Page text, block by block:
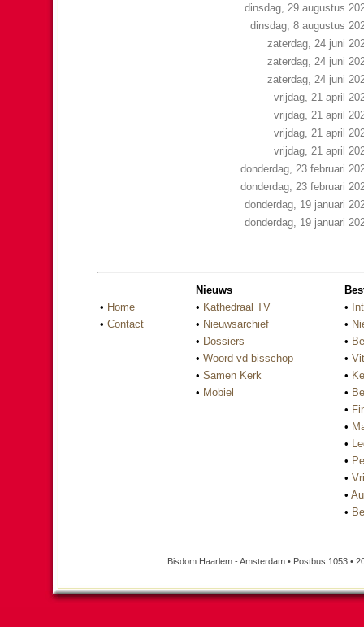
dinsdag, 29 augustus
dinsdag, 8 augustus
zaterdag, 24 juni
zaterdag, 24 juni
zaterdag, 24 juni
vrijdag, 21 april
vrijdag, 21 april
vrijdag, 21 april
vrijdag, 21 april
donderdag, 23 februari
donderdag, 23 februari
donderdag, 19 januari
donderdag, 19 januari
• Home
• Contact
Nieuws
• Kathedraal TV
• Nieuwsarchief
• Dossiers
• Woord vd bisschop
• Samen Kerk
• Mobiel
•
•
•
•
•
•
•
•
•
•
•
•
•
Bisdom Haarlem - Amsterdam • Postbus 1053 •